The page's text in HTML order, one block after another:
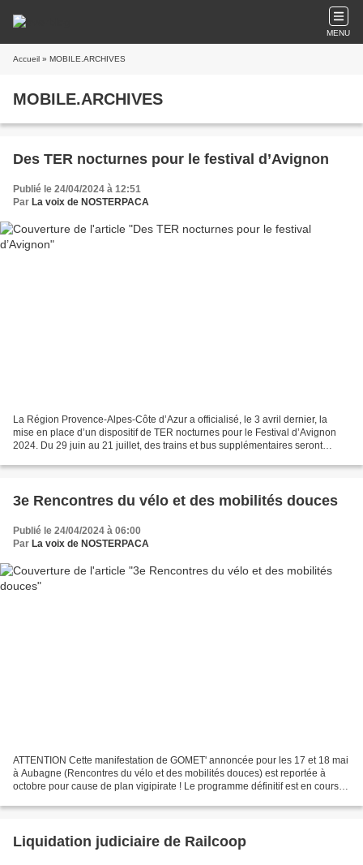
MENU
Accueil » MOBILE.ARCHIVES
MOBILE.ARCHIVES
Des TER nocturnes pour le festival d’Avignon
Publié le 24/04/2024 à 12:51
Par La voix de NOSTERPACA
La Région Provence-Alpes-Côte d’Azur a officialisé, le 3 avril dernier, la
mise en place d’un dispositif de TER nocturnes pour le Festival d’Avignon
2024. Du 29 juin au 21 juillet, des trains et bus supplémentaires seront
3e Rencontres du vélo et des mobilités douces
Publié le 24/04/2024 à 06:00
Par La voix de NOSTERPACA
ATTENTION Cette manifestation de GOMET' annoncée pour les 17 et 18 mai
à Aubagne (Rencontres du vélo et des mobilités douces) est reportée à
octobre pour cause de plan vigipirate ! Le programme définitif est en cours
Liquidation judiciaire de Railcoop